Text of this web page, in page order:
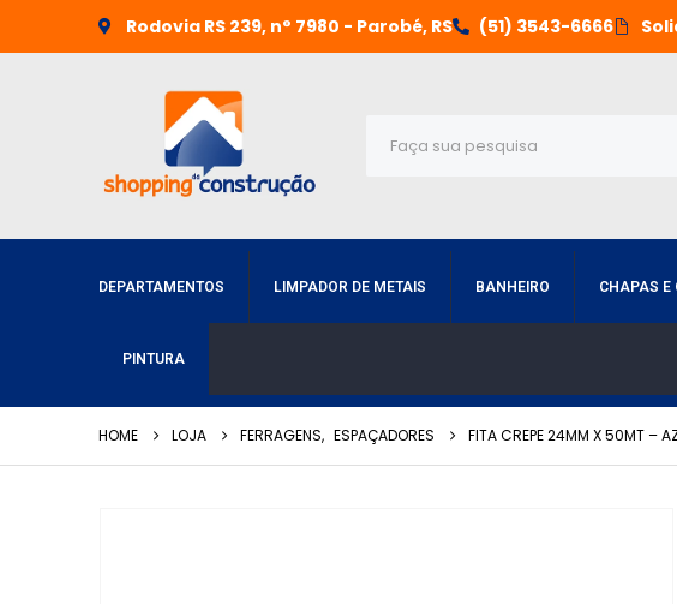
Rodovia RS 239, n° 7980 - Parobé, RS (51) 3543-6666
DEPARTAMENTOS LIMPADOR DE METAIS BANHEIRO CHAPAS E
PINTURA
HOME LOJA FERRAGENS, ESPAÇADORES FITA CREPE 24MM X 50MT –